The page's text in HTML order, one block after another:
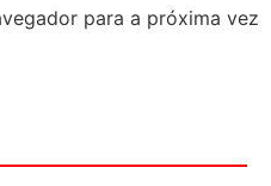
para a próxima vez